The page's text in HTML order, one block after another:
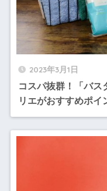
2023年3月1日
コスパ抜群！「バス
リエがおすすめポイ